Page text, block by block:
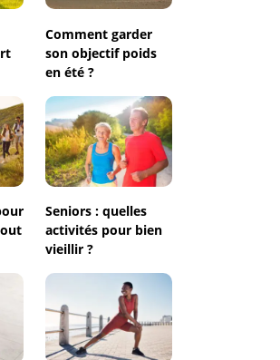
Comment garder
son objectif poids
en été ?
Seniors : quelles
activités pour bien
vieillir ?